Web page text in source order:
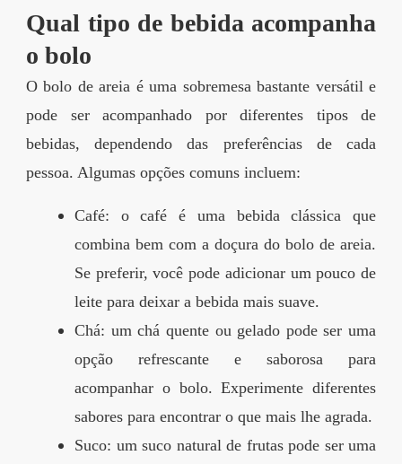
Qual tipo de bebida acompanha
o bolo
O bolo de areia é uma sobremesa bastante versátil e
pode ser acompanhado por diferentes tipos de
bebidas, dependendo das preferências de cada
pessoa. Algumas opções comuns incluem:
Café: o café é uma bebida clássica que
combina bem com a doçura do bolo de areia.
Se preferir, você pode adicionar um pouco de
leite para deixar a bebida mais suave.
Chá: um chá quente ou gelado pode ser uma
opção refrescante e saborosa para
acompanhar o bolo. Experimente diferentes
sabores para encontrar o que mais lhe agrada.
Suco: um suco natural de frutas pode ser uma